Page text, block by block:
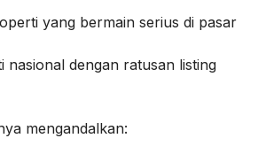
yang bermain serius di pasar
nasional dengan ratusan listing
mengandalkan: